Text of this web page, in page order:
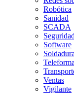
Robótica
Sanidad
SCADA
Seguridad
Software
Soldadura
Ventas
Vigilante